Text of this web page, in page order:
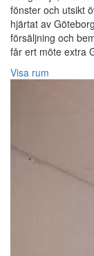
fönster och utsikt
hjärtat av
försäljning och
får ert möte extra
Visa rum